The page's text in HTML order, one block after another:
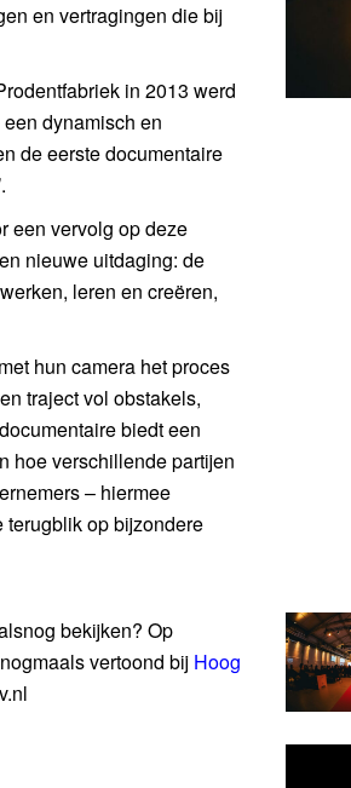
en vertragingen die bij
in 2013 werd
dynamisch en
de eerste documentaire
een vervolg op deze
nieuwe uitdaging: de
leren en creëren,
hun camera het proces
traject vol obstakels,
biedt een
hoe verschillende partijen
– hiermee
terugblik op bijzondere
bekijken? Op
vertoond bij Hoog